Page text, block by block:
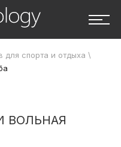
для спорта и отдыха \
ВОЛЬНАЯ